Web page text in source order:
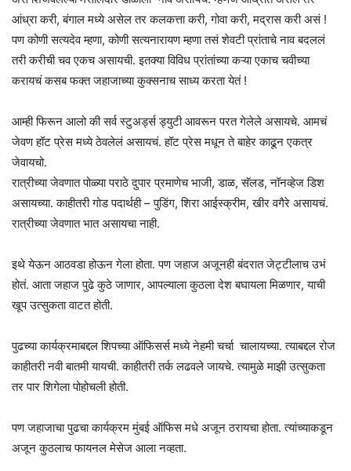
आंध्रा करी, बंगाल मध्ये असेल तर कलकत्ता करी, गोवा करी, मद्रास करी असं !
पण कोणी सत्यदेव म्हणा, कोणी सत्यनारायण म्हणा तसं शेवटी प्रांताचे नाव बदललं
तरी करीची चव एकच असायची. इतक्या विविध प्रांतांच्या कऱ्या एकाच चवीच्या
करायचं कसब फक्त जहाजाच्या कुक्सनाच साध्य करता येतं !
आम्ही फिरून आलो की सर्व स्टुअर्ड्स ड्युटी आवरून परत गेलेले असायचे. आमचं
जेवण हॉट प्रेस मध्ये ठेवलेलं असायचं. हॉट प्रेस मधून ते बाहेर काढून एकत्र
जेवायचो.
रात्रीच्या जेवणात पोळ्या पराठे दुपार प्रमाणेच भाजी, डाळ, सॅलड, नॉनव्हेज डिश
असायच्या. काहीतरी गोड पदार्थही – पुडिंग, शिरा आईस्क्रीम, खीर वगैरे असायचं.
रात्रीच्या जेवणात भात असायचा नाही.
इथे येऊन आठवडा होऊन गेला होता. पण जहाज अजूनही बंदरात जेट्टीलाच उभं
होतं. आता जहाज पुढे कुठे जाणार, आपल्याला कुठला देश बघायला मिळणार, याची
खूप उत्सुकता वाटत होती.
पुढच्या कार्यक्रमाबद्दल शिपच्या ऑफिसर्स मध्ये नेहमी चर्चा चालायच्या. त्याबद्दल रोज
काहीतरी नवी बातमी यायची. काहीतरी तर्क लढवले जायचे. त्यामुळे माझी उत्सुकता
तर पार शिगेला पोहोचली होती.
पण जहाजाचा पुढचा कार्यक्रम मुंबई ऑफिस मधे अजून ठरायचा होता. त्यांच्याकडून
अजून कुठलाच फायनल मेसेज आला नव्हता.